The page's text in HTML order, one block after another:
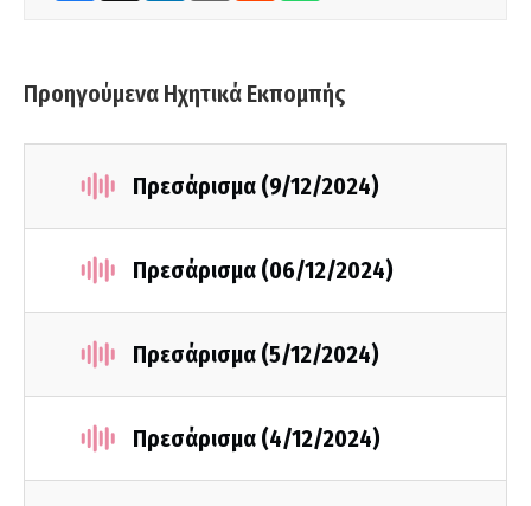
Προηγούμενα Ηχητικά Εκπομπής
Πρεσάρισμα (9/12/2024)
Πρεσάρισμα (06/12/2024)
Πρεσάρισμα (5/12/2024)
Πρεσάρισμα (4/12/2024)